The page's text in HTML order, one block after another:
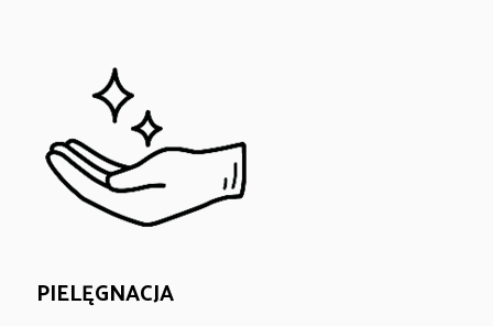
PIELĘGNACJA